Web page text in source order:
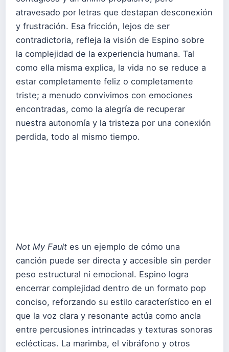
atravesado por letras que destapan desconexión
y frustración. Esa fricción, lejos de ser
contradictoria, refleja la visión de Espino sobre
la complejidad de la experiencia humana. Tal
como ella misma explica, la vida no se reduce a
estar completamente feliz o completamente
triste; a menudo convivimos con emociones
encontradas, como la alegría de recuperar
nuestra autonomía y la tristeza por una conexión
perdida, todo al mismo tiempo.
Not My Fault es un ejemplo de cómo una
canción puede ser directa y accesible sin perder
peso estructural ni emocional. Espino logra
encerrar complejidad dentro de un formato pop
conciso, reforzando su estilo característico en el
que la voz clara y resonante actúa como ancla
entre percusiones intrincadas y texturas sonoras
eclécticas. La marimba, el vibráfono y otros